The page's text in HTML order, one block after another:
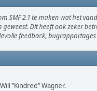
SMF 2.1 te maken wat het
Dit heeft ook zeker
feedback,
"Kindred" Wagner.